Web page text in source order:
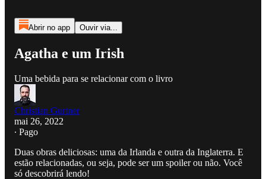
Abrir no app Ouvir via...
Agatha e um Irish
Uma bebida para se relacionar com o livro
Christian Gurtner
mai 26, 2022
∙ Pago
Duas obras deliciosas: uma da Irlanda e outra da Inglaterra. E
estão relacionadas, ou seja, pode ser um spoiler ou não. Você
só descobrirá lendo!